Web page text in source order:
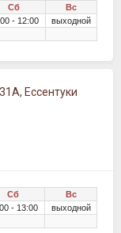
Сб
Вс
- 12:00
выходной
Ессентуки
Сб
Вс
- 13:00
выходной